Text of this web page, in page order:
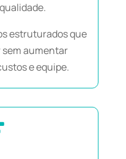
estruturados que
aumentar
e equipe.